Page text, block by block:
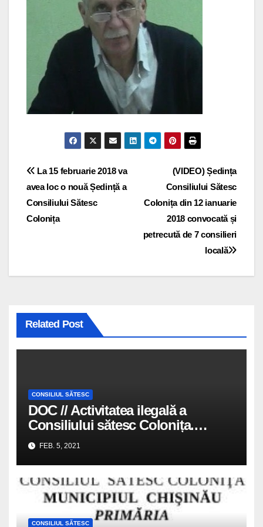
Navigare
în
articole
(VIDEO) Ședința
Consiliului Sătesc
Colonița din 12 ianuarie
2018 convocată și
petrecută de 7 consilieri
locală
La 15 februarie 2018 va
avea loc o nouă Ședință a
Consiliului Sătesc
Colonița
Related Post
CONSILIUL SĂTESC
DOC // Activitatea ilegală a
Consiliului sătesc Colonița.
Majoritatea PSRM a adoptat
decizii fără avizul comisiilor de
specialitate | Punctul.md
FEB. 5, 2021
CONSILIUL SĂTESC